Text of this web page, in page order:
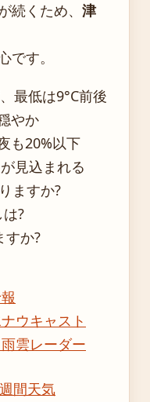
続くため、 津
です。
最低は9°C前後
やか
も20%以下
見込まれる
ますか?
?
すか?
ウキャスト
雲レーダー
間天気